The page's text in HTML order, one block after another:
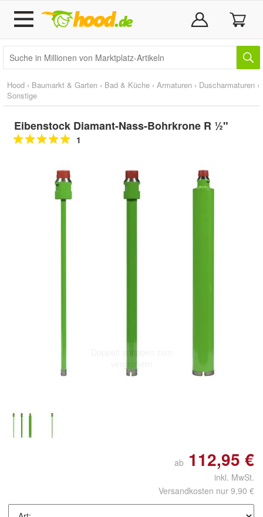
Hood › Baumarkt & Garten › Bad & Küche › Armaturen › Duscharmaturen ›
Sonstige
Eibenstock Diamant-Nass-Bohrkrone R ½"
1
ab 112,95 €
inkl. MwSt.
Versandkosten nur 9,90 €